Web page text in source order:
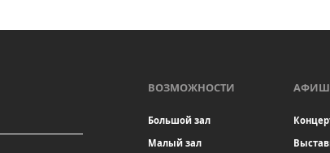
ВОЗМОЖНОСТИ
Большой зал
Малый зал